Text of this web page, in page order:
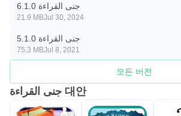
جنى القراءة 6.1.0
21.9 MBJul 30, 2024
جنى القراءة 5.1.0
75.3 MBJul 8, 2021
모든 버전
جنى القراءة 대안